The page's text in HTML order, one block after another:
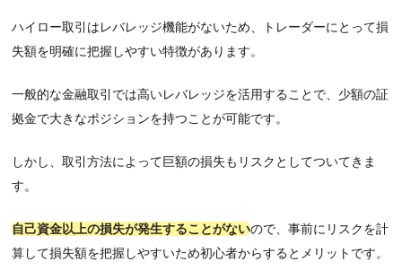
ハイロー取引はレバレッジ機能がないため、トレーダーにとって損
失額を明確に把握しやすい特徴があります。
一般的な金融取引では高いレバレッジを活用することで、少額の証
拠金で大きなポジションを持つことが可能です。
しかし、取引方法によって巨額の損失もリスクとしてついてきま
す。
自己資金以上の損失が発生することがないので、事前にリスクを計
算して損失額を把握しやすいため初心者からするとメリットです。